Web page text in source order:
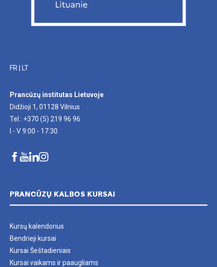
FR | LT
Prancūzų institutas Lietuvoje
Didžioji 1, 01128 Vilnius
Tel.: +370 (5) 219 96 96
I - V 9:00 - 17:30
PRANCŪZŲ KALBOS KURSAI
Kursų kalendorius
Bendrieji kursai
Kursai Šeštadieniais
Kursai vaikams ir paaugliams